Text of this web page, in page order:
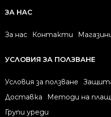
ЗА НАС
За нас Контакти
УСЛОВИЯ ЗА ПОЛЗВАНЕ
Условия за ползване
Доставка
Методи на
Групи уреди